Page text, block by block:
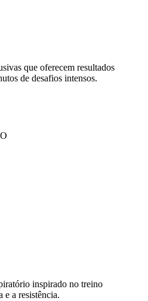
que oferecem resultados
de desafios intensos.
inspirado no treino
e a resistência.